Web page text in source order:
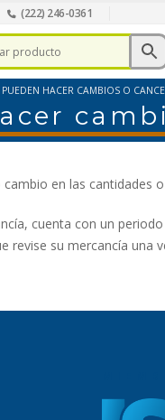
(222) 246-0361
PUEDEN HACER CAMBIOS O
cambio en las
cuenta con un
revise su mercancía una